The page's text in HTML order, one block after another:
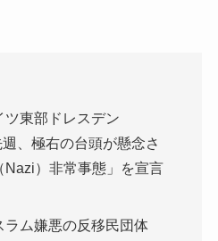
ツ東部ドレスデン
週、極右の台頭が懸念さ
Nazi）非常事態」を宣言
ラム嫌悪の反移民団体